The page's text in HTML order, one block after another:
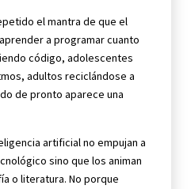
el mantra de que el
a programar cuanto
código, adolescentes
adultos reciclándose a
de pronto aparece una
artificial no empujan a
sino que los animan
o literatura. No porque